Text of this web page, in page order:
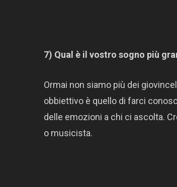
7) Qual è il vostro sogno più
Ormai non siamo più dei
obbiettivo è quello di farci
delle emozioni a chi ci ascolta.
o musicista.